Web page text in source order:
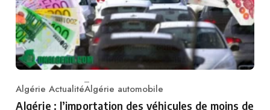
Category
Algérie ActualitéAlgérie automobile
Algérie : l’importation des véhicules de moins de